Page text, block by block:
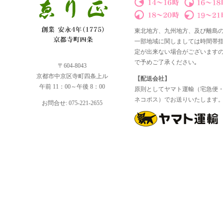
〒604-8043
京都市中京区寺町四条上ル
午前 11：00～午後 8：00
お問合せ: 075-221-2655
東北地方、九州地方、及び離島
一部地域に関しましては時間帯
定が出来ない場合がございます
で予めご了承ください｡
【配送会社】
原則としてヤマト運輸（宅急便
ネコポス）でお送りいたします